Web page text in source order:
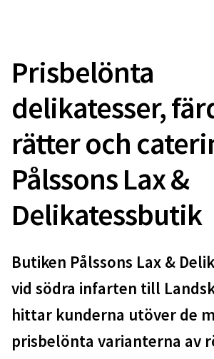
Prisbelönta
delikatesser,
rätter och
Pålssons Lax &
Delikatessbutik
Butiken Pålssons Lax &
vid södra infarten till
hittar kunderna utöver de
prisbelönta varianterna av